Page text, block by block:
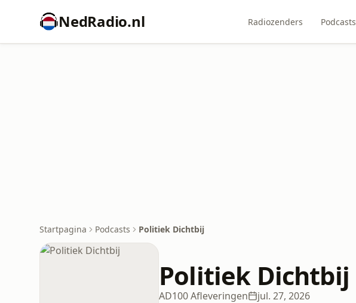
NedRadio.nl Radiozenders Podcasts
Startpagina Podcasts Politiek Dichtbij
Politiek Dichtbij
AD100 Afleveringen jul. 27, 2026